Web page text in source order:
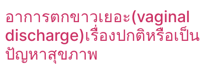
อาการตกขาวเยอะ(vaginal
discharge)เรื่องปกติหรือเป็น
ปัญหาสุขภาพ